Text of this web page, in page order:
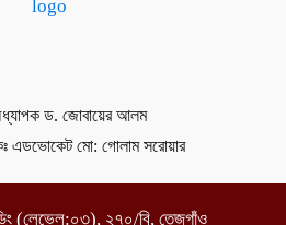
ড. জোবায়ের আলম
এডভোকেট মো: গোলাম সরোয়ার
(লেভেল:০৩), ২৭০/বি, তেজগাঁও